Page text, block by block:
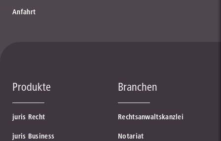
Anfahrt
Produkte
juris Recht
juris Business
Branchen
Rechtsanwaltskanzlei
Notariat